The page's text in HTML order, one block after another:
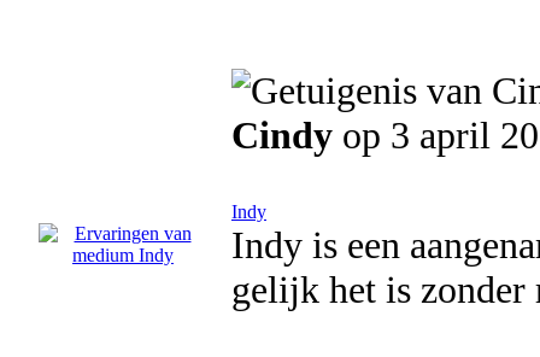
Cindy op 3 april
Indy
Indy is een
gelijk het is zonder